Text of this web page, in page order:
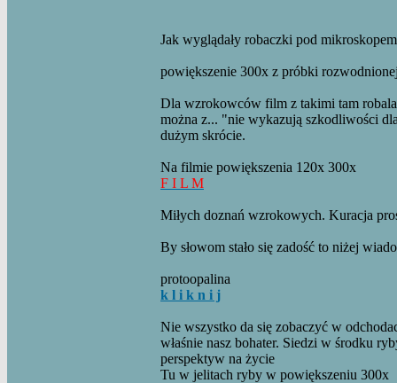
Jak wyglądały robaczki pod
powiększenie 300x z próbki
Dla wzrokowców film z takimi tam
można z... "nie wykazują szkodliwości
dużym skrócie.
Na filmie powiększenia 120x 300x
F I L M
Miłych doznań wzrokowych. Kuracja
By słowom stało się zadość to niżej
protoopalina
k l i k n i j
Nie wszystko da się zobaczyć w
właśnie nasz bohater. Siedzi w środku
perspektyw na życie
Tu w jelitach ryby w powiększeniu 300x